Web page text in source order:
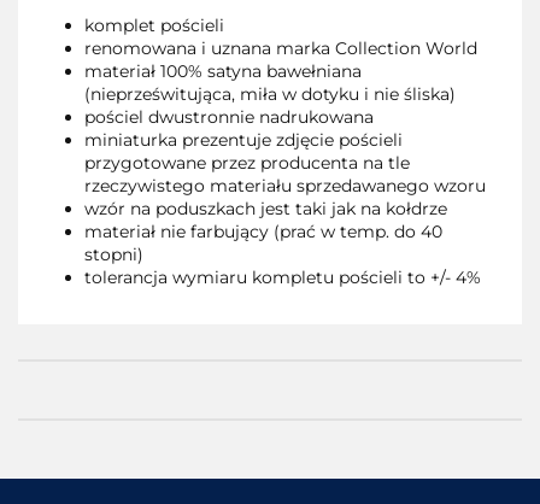
komplet pościeli
renomowana i uznana marka Collection World
materiał 100% satyna bawełniana
(nieprześwitująca, miła w dotyku i nie śliska)
pościel dwustronnie nadrukowana
miniaturka prezentuje zdjęcie pościeli
przygotowane przez producenta na tle
rzeczywistego materiału sprzedawanego wzoru
wzór na poduszkach jest taki jak na kołdrze
materiał nie farbujący (prać w temp. do 40
stopni)
tolerancja wymiaru kompletu pościeli to +/- 4%